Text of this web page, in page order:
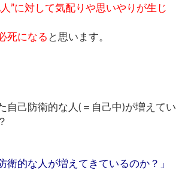
”に対して気配りや思いやりが生じ
死になる と思います。
自己防衛的な人(＝自己中)が増えてい
衛的な人が増えてきているのか？」